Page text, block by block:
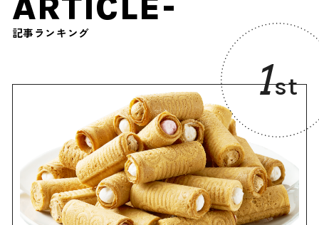
記事ランキング
1st